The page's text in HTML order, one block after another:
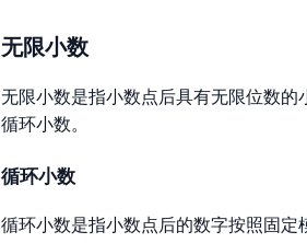
无限小数
无限小数是指小数点后具有无限位数
循环小数。
循环小数
循环小数是指小数点后的数字按照固